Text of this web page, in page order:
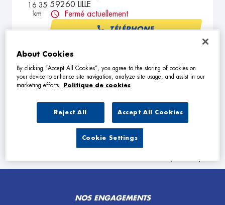
16.35
km
59260 LILLE
Fermé actuellement
TÉLÉPHONE
Trouver un Garage Premier
NOS ENGAGEMENTS
About Cookies
By clicking “Accept All Cookies”, you agree to the storing of cookies on
your device to enhance site navigation, analyze site usage, and assist in our
marketing efforts.
Politique de cookies
Reject All Accept All Cookies
Cookie Settings